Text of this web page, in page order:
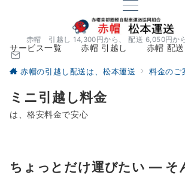
赤帽 引越し 14,300円から、 配送 6,050円
サービス一覧 赤帽 引越し 赤帽 配送
赤帽の引越し配送は、松本運送 料金のご
ミニ引越し料金
は、格安料金で安心
ちょっとだけ運びたい ― そ